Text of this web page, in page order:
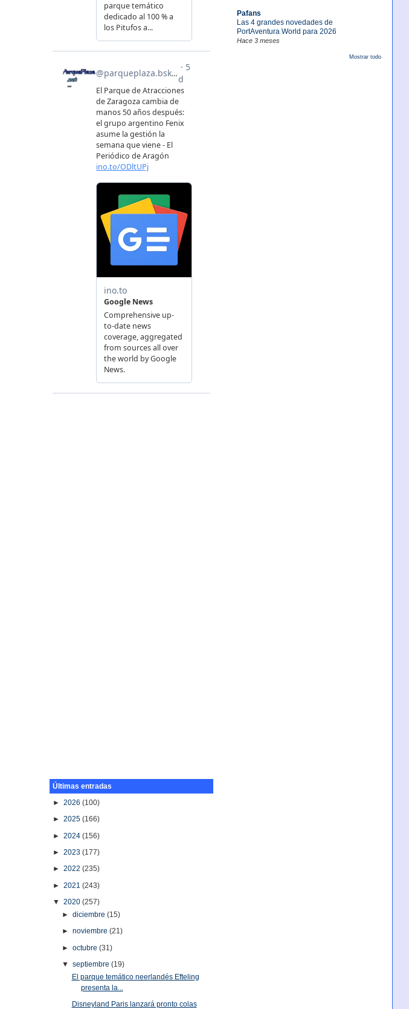
Pafans
Las 4 grandes novedades de
PortAventura World para 2026
Hace 3 meses
Mostrar todo
Últimas entradas
►2026(100)
►2025(166)
►2024(156)
►2023(177)
►2022(235)
►2021(243)
▼2020(257)
►diciembre(15)
►noviembre(21)
►octubre(31)
▼septiembre(19)
El parque temático neerlandés Efteling
presenta la...
Disneyland Paris lanzará pronto colas